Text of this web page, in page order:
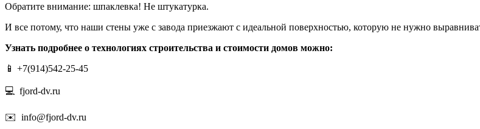
Обратите внимание: шпаклевка! Не штукатурка.
И все потому, что наши стены уже с завода приезжают с идеальной поверхностью, которую не нужно
Узнать подробнее о технологиях строительства и стоимости домов можно:
📱 +7(914)542-25-45
💻 fjord-dv.ru
✉️ info@fjord-dv.ru